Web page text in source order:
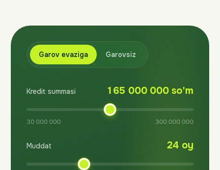
Garov evaziga Garovsiz
Kredit summasi 165 000 000 so'm
30 000 000 300 000 000
Muddat 24 oy